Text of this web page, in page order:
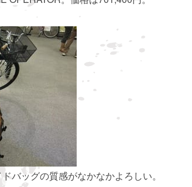
バッグの質感がなかなかよろしい。